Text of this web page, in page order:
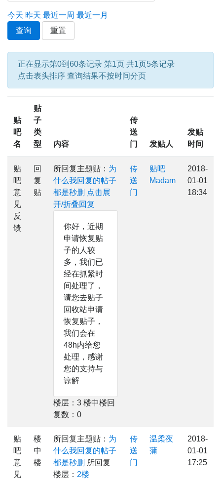
今天 昨天 最近一周 最近一月
查询
重置
正在显示第0到60条记录 第1页 共1页5条记录
点击表头排序 查询结果不按时间分页
贴
吧
名
贴
子
类
型
内容
传
送
门
发贴人
发贴
时间
贴
吧
意
见
反
馈
回
复
贴
所回复主题贴： 为
什么我回复的帖子
都是秒删 点击展
开/折叠回复
你好，近期
申请恢复贴
子的人较
多，我们已
经在抓紧时
间处理了，
请您去贴子
回收站申请
恢复贴子，
我们会在
48h内给您
处理，感谢
您的支持与
谅解
楼层：3 楼中楼回
复数：0
传
送
门
贴吧
Madam
2018-
01-01
18:34
贴
吧
意
见
楼
中
楼
所回复主题贴： 为
什么我回复的帖子
都是秒删 所回复
楼层： 2楼
传
送
门
温柔夜
蒲
2018-
01-01
17:25